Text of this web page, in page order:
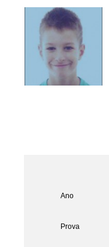
Ano
Prova